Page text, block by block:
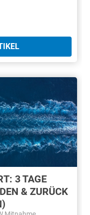
3 TAGE
& ZURÜCK